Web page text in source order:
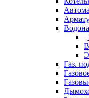
Газ.